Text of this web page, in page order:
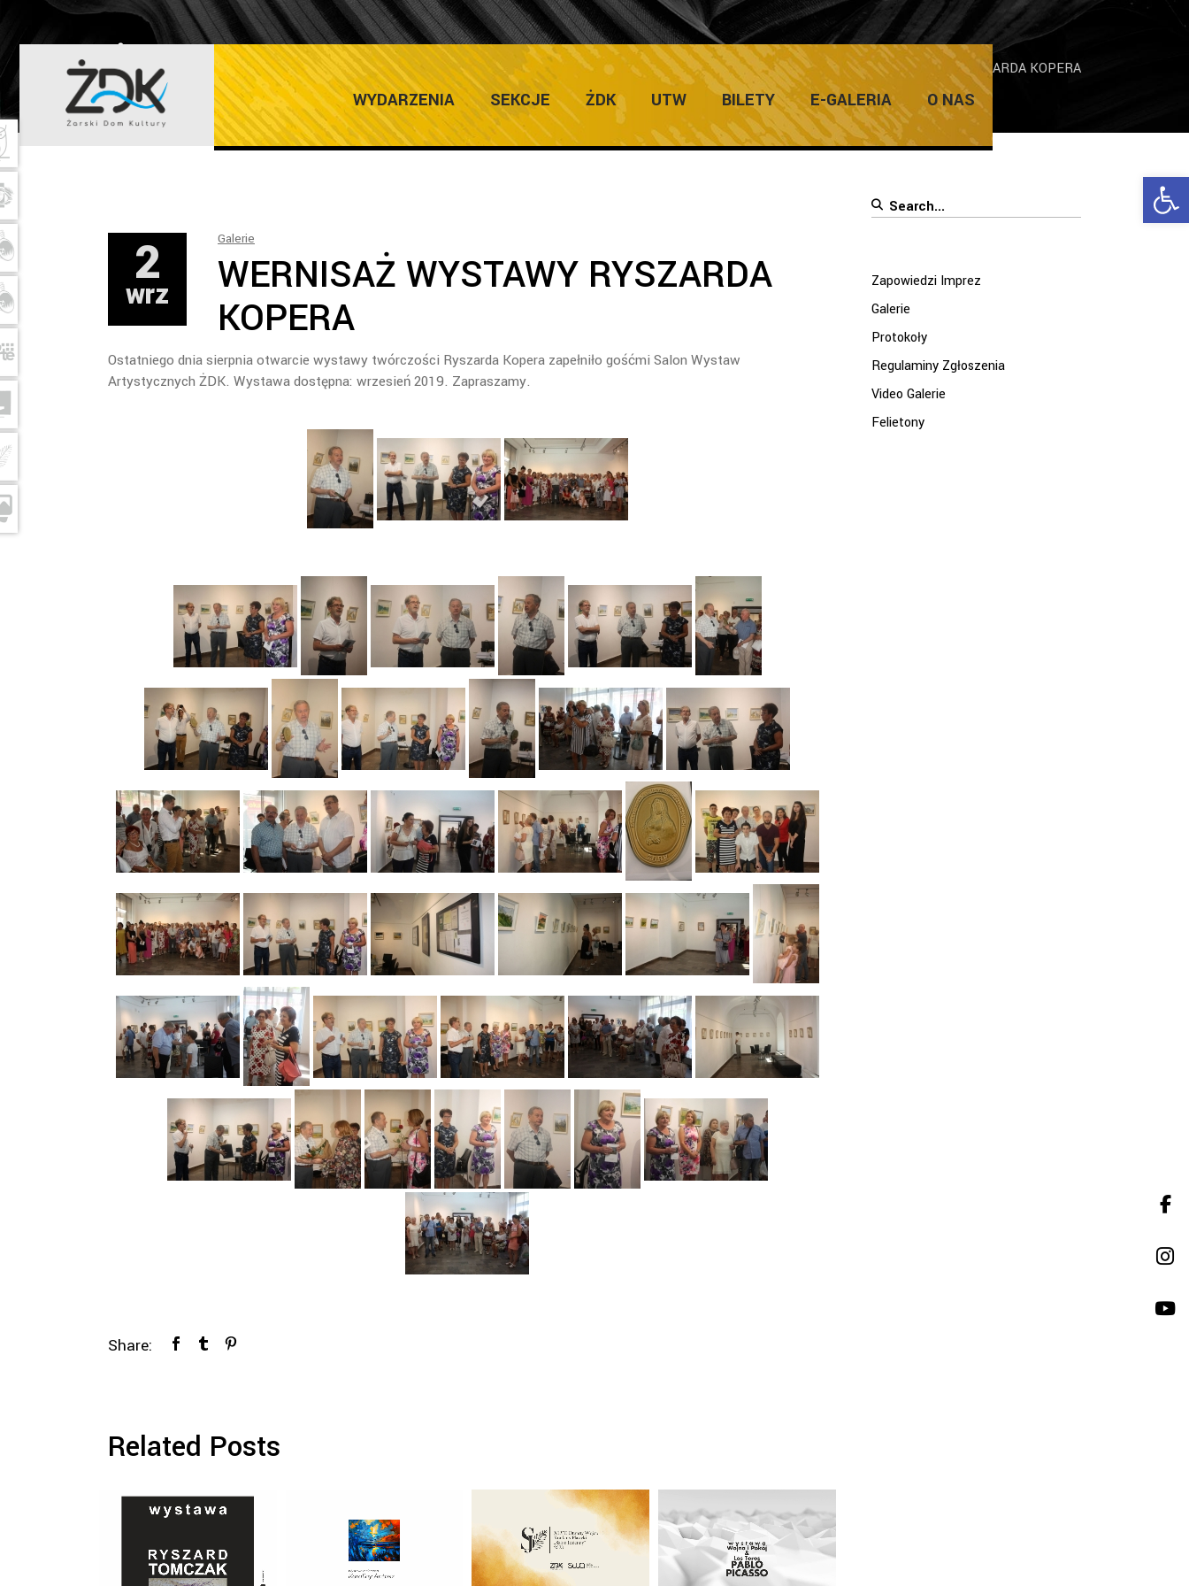
WYDARZENIA SEKCJE ŻDK UTW BILETY E-GALERIA O NAS
ŻARSKI DOM KULTURY Home/Galerie/ WERNISAŻ WYSTAWY RYSZARDA KOPERA
2
wrz
Galerie
WERNISAŻ WYSTAWY RYSZARDA
KOPERA
Ostatniego dnia sierpnia otwarcie wystawy twórczości Ryszarda Kopera zapełniło gośćmi Salon Wystaw
Artystycznych ŻDK. Wystawa dostępna: wrzesień 2019. Zapraszamy.
Share:
Related Posts
Search
Zapowiedzi Imprez
Galerie
Protokoły
Regulaminy Zgłoszenia
Video Galerie
Felietony